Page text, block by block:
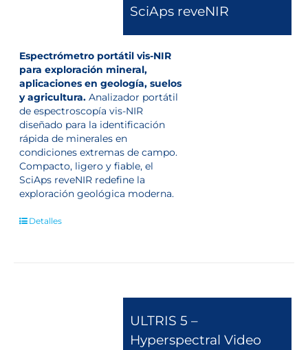
SciAps reveNIR
Espectrómetro portátil vis-NIR
para exploración mineral,
aplicaciones en geología, suelos
y agricultura. Analizador portátil
de espectroscopía vis-NIR
diseñado para la identificación
rápida de minerales en
condiciones extremas de campo.
Compacto, ligero y fiable, el
SciAps reveNIR redefine la
exploración geológica moderna.
Detalles
ULTRIS 5 –
Hyperspectral Video